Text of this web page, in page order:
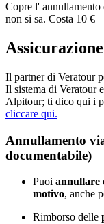
Copre l'
non si sa. Costa 10 €
Il partner di Veratour
Il sistema di Veratour
Alpitour; ti dico qui i
cliccare qui.
Annullamento
documentabile)
Puoi annullare
motivo, anche
Rimborso delle